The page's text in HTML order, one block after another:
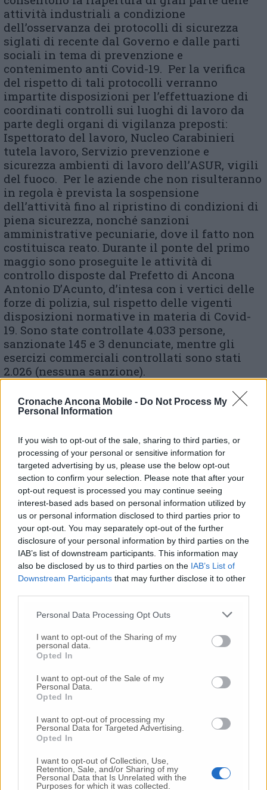
Cronache Ancona Mobile - Do Not Process My
Personal Information
If you wish to opt-out of the sale, sharing to third parties, or
processing of your personal or sensitive information for
targeted advertising by us, please use the below opt-out
section to confirm your selection. Please note that after your
opt-out request is processed you may continue seeing
interest-based ads based on personal information utilized by
us or personal information disclosed to third parties prior to
your opt-out. You may separately opt-out of the further
disclosure of your personal information by third parties on the
IAB’s list of downstream participants. This information may
also be disclosed by us to third parties on the IAB’s List of
Downstream Participants that may further disclose it to other
Personal Data Processing Opt Outs
I want to opt-out of the Sharing of my
personal data.
Opted In
I want to opt-out of the Sale of my
Personal Data.
Opted In
I want to opt-out of processing my
Personal Data for Targeted Advertising.
Opted In
I want to opt-out of Collection, Use,
Retention, Sale, and/or Sharing of my
Personal Data that Is Unrelated with the
Purposes for which it was collected.
attività industriali a condizione
dell’osservanza dei protocolli di sicurezza
siglati di recente dal Governo e dalle parti
sociali in tema di prevenzione e
contenimento anti Covid-19. Per la verifica
del rispetto di tali protocolli verranno
impartite disposizioni per l’effettuazione di
coordinati controlli sui luoghi di lavoro da
parte degli organi di vigilanza preposti:
Ispettorato del lavoro, Nucleo Carabinieri
tutela lavoro, Servizio prevenzione e
sicurezza ambienti di lavoro dell’ASUR, vigili
del fuoco. Per le aziende che non risulteranno
in regola è prevista la sospensione
dell’attività fino al ripristino di condizioni di
piena sicurezza, nonché sanzioni
amministrative pecuniarie, dove il fatto non
costituisca reato. Durante il ponte del primo
maggio sono proseguite le attività di
controllo disposte dal Prefetto di Ancona
Antonio D’Acunto, d’intesa con i vertici delle
forze di polizia, sul rispetto delle vigenti
disposizioni normative in materia di Covid-
19. Sono state controllate 4.033 persone,
sanzionate 145 e 3 denunciate, mentre gli
esercizi commerciali controllati sono stati
2.026 (nessuna sanzione).
Vai alla home
Commenti
Nessun commento presente
Commenta
Gli articoli più letti
24 Lug-Bimbi costretti a colpirsi da soli
e lasciati al
orrore all’asilo, arrestate due educatrici
prima la lite, poi la furia col coltello
-Femminicidio a Loreto. Donna uccisa a